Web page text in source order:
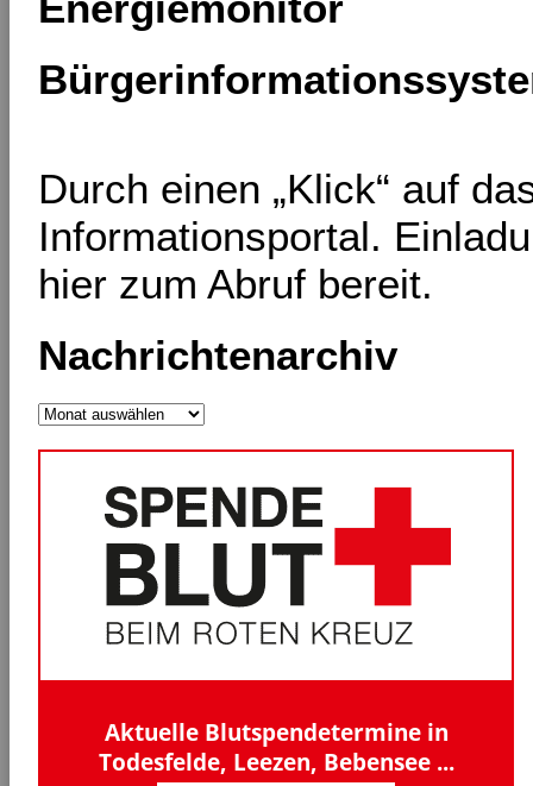
Durch einen „Klick“ auf
Informationsportal.
hier zum Abruf bereit.
Nachrichtenarchiv
Nachrichtenarchiv
Aktuelle Blutspendetermine in
Todesfelde, Leezen, Bebensee ...